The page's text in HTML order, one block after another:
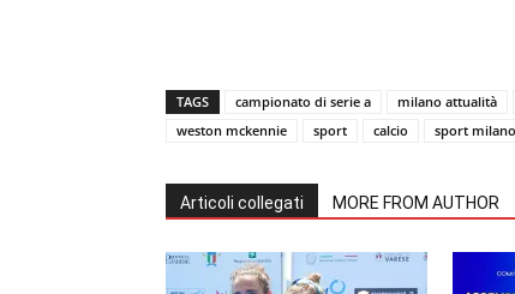
TAGS campionato di serie a milano attualità
weston mckennie
sport calcio sport milano
Articoli collegati MORE FROM AUTHOR